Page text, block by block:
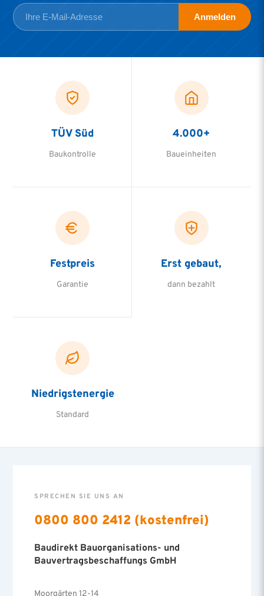
Anmelden
TÜV Süd
Baukontrolle
4.000+
Baueinheiten
Festpreis
Garantie
Erst gebaut,
dann bezahlt
Niedrigstenergie
Standard
SPRECHEN SIE UNS AN
0800 800 2412 (kostenfrei)
Baudirekt Bauorganisations- und
Bauvertragsbeschaffungs GmbH
Moorgärten 12-14